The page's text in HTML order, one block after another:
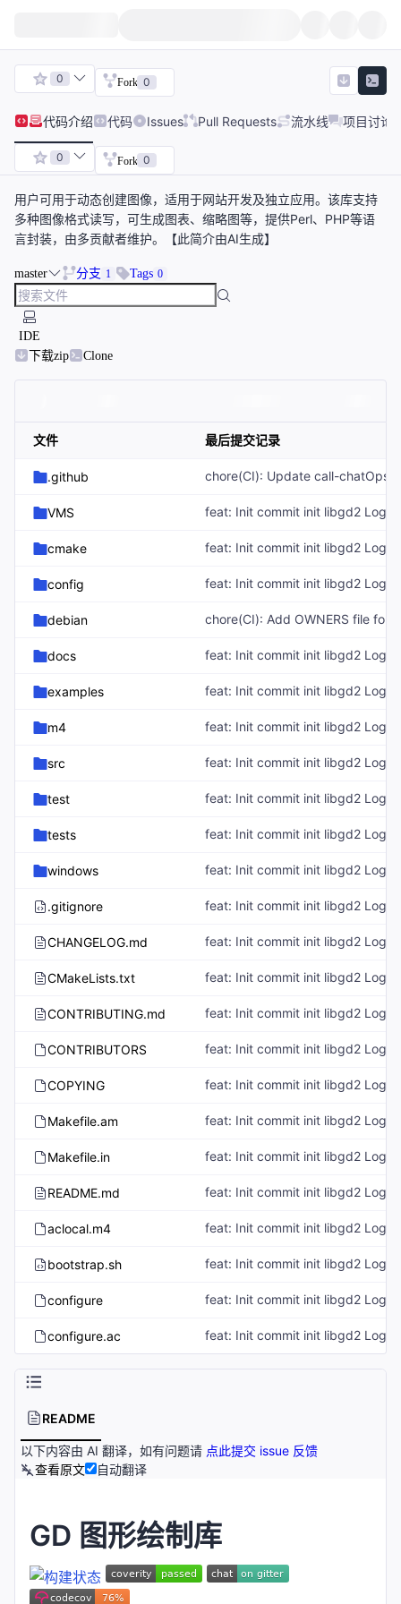
0 Fork 0
代码介绍 代码 Issues Pull Requests 流水线 项目讨论
0 Fork 0
用户可用于动态创建图像，适用于网站开发及独立应用。该库支持
多种图像格式读写，可生成图表、缩略图等，提供Perl、PHP等语
言封装，由多贡献者维护。【此简介由AI生成】
master 分支 1 Tags 0
IDE
下载zip
Clone
文件 最后提交记录
.github
VMS feat: Init commit init libgd2 Log:
cmake feat: Init commit init libgd2 Log:
config feat: Init commit init libgd2 Log:
debian
docs feat: Init commit init libgd2 Log:
examples feat: Init commit init libgd2 Log:
m4 feat: Init commit init libgd2 Log:
src feat: Init commit init libgd2 Log:
test feat: Init commit init libgd2 Log:
tests feat: Init commit init libgd2 Log:
windows feat: Init commit init libgd2 Log:
.gitignore feat: Init commit init libgd2 Log:
CHANGELOG.md feat: Init commit init libgd2 Log:
CMakeLists.txt feat: Init commit init libgd2 Log:
CONTRIBUTING.md feat: Init commit init libgd2 Log:
CONTRIBUTORS feat: Init commit init libgd2 Log:
COPYING feat: Init commit init libgd2 Log:
Makefile.am feat: Init commit init libgd2 Log:
Makefile.in feat: Init commit init libgd2 Log:
README.md feat: Init commit init libgd2 Log:
aclocal.m4 feat: Init commit init libgd2 Log:
bootstrap.sh feat: Init commit init libgd2 Log:
configure feat: Init commit init libgd2 Log:
configure.ac feat: Init commit init libgd2 Log:
README
以下内容由 AI 翻译，如有问题请 点此提交 issue 反馈
查看原文
自动翻译
GD 图形绘制库